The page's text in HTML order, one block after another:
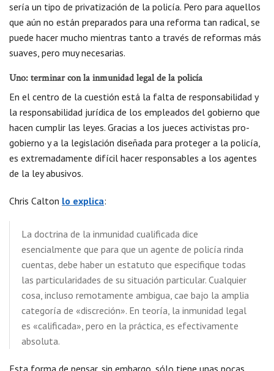
sería un tipo de privatización de la policía. Pero para aquellos
que aún no están preparados para una reforma tan radical, se
puede hacer mucho mientras tanto a través de reformas más
suaves, pero muy necesarias.
Uno: terminar con la inmunidad legal de la policía
En el centro de la cuestión está la falta de responsabilidad y
la responsabilidad jurídica de los empleados del gobierno que
hacen cumplir las leyes. Gracias a los jueces activistas pro-
gobierno y a la legislación diseñada para proteger a la policía,
es extremadamente difícil hacer responsables a los agentes
de la ley abusivos.
Chris Calton lo explica:
La doctrina de la inmunidad cualificada dice
esencialmente que para que un agente de policía rinda
cuentas, debe haber un estatuto que especifique todas
las particularidades de su situación particular. Cualquier
cosa, incluso remotamente ambigua, cae bajo la amplia
categoría de «discreción». En teoría, la inmunidad legal
es «calificada», pero en la práctica, es efectivamente
absoluta.
Esta forma de pensar, sin embargo, sólo tiene unas pocas